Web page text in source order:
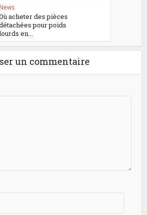
News
acheter des pièces
pour poids
en...
un commentaire